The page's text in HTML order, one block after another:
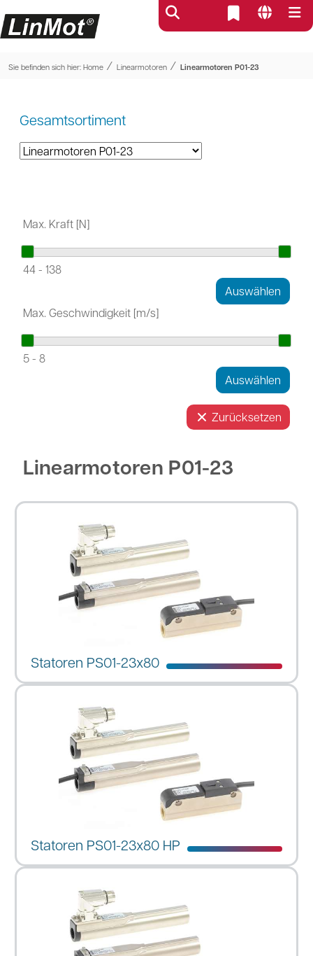
Sie befinden sich hier: Home ⁄ Linearmotoren ⁄ Linearmotoren P01-23
Gesamtsortiment
Max. Kraft [N]
44- 138
Max. Geschwindigkeit [m/s]
5- 8
Zurücksetzen
Linearmotoren P01-23
Statoren PS01-23x80
Statoren PS01-23x80 HP